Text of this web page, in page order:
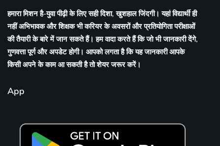
हमारा मिशन है-युवा पीढ़ी के लिए सही दिशा, खुशहाल जिंदगी। यहां विद्यार्थी ही
नहीं अभिभावक और शिक्षक भी करियर के अवसरों और प्रतियोगिता परीक्षाओं
की तैयारी के बारे में जान सकते हैं। हम वादा करते हैं कि जो भी जानकारी देंगे,
गुणवत्ता पूर्ण और अपडेट होगी। आपको लगता है कि यह जानकारी आपके
किसी अपने के काम आ सकती है तो शेयर जरूर करें।
App